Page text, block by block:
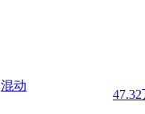
混动
47.32